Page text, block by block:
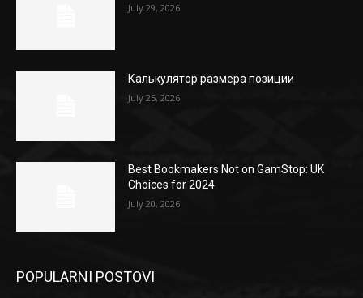
July 29, 2026
Калькулятор размера позиции
July 25, 2026
Best Bookmakers Not on GamStop: UK
Choices for 2024
July 20, 2026
POPULARNI POSTOVI